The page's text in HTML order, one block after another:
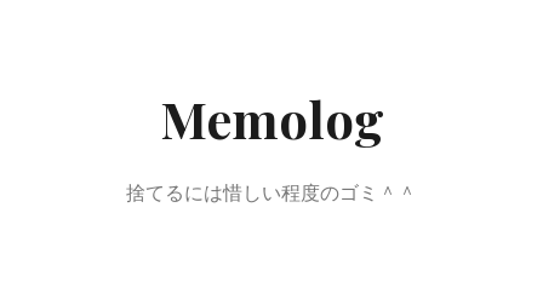
Memolog
捨てるには惜しい程度のゴミ＾＾